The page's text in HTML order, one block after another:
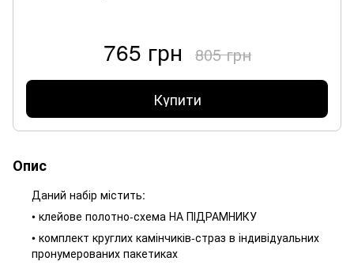
765 грн 805 грн
Купити
Опис
Даний набір містить:
• клейове полотно-схема НА ПІДРАМНИКУ
• комплект круглих камінчиків-страз в індивідуальних
пронумерованих пакетиках